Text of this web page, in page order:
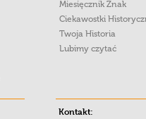
Miesięcznik Znak
Ciekawostki
Twoja Historia
Lubimy czytać
Kontakt: